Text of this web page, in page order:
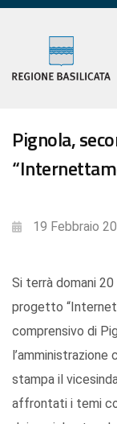
Pignola,
19 Febbraio
Si terrà domani
progetto
comprensivo di
stampa il
affrontati i temi